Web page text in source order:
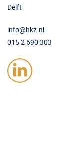
Delft
info@hkz.nl
015 2 690 303